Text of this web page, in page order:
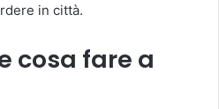
in città.
cosa fare a